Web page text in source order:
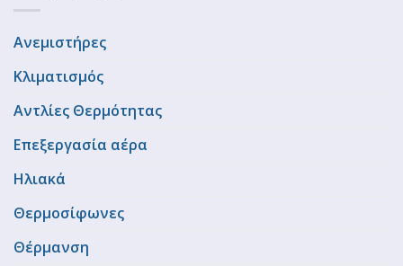
Ανεμιστήρες
Κλιματισμός
Αντλίες Θερμότητας
Επεξεργασία αέρα
Ηλιακά
Θερμοσίφωνες
Θέρμανση